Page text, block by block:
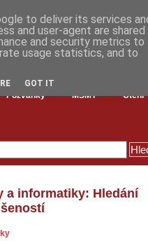
Pozvánky MŠMT Čtení
a informatiky: Hledání
to deliver its services
and user-agent are shared
and security metrics to
usage statistics, and to
GOT IT